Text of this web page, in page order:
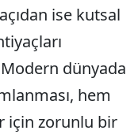
ise kutsal
dünyada
hem
için zorunlu bir